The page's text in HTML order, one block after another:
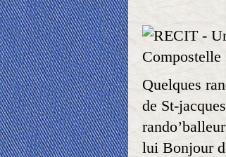
Quelques
de St-
lui Bonjour